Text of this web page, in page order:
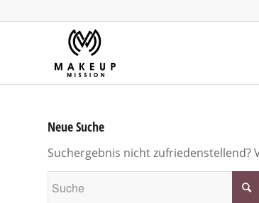
Neue Suche
Suchergebnis nicht